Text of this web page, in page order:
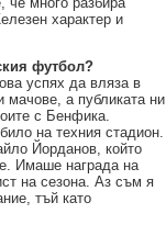
характер и
футбол?
успях да вляза в
мачове, а публиката ни
с Бенфика.
на техния стадион.
Йорданов, който
Имаше награда на
на сезона. Аз съм я
тъй като